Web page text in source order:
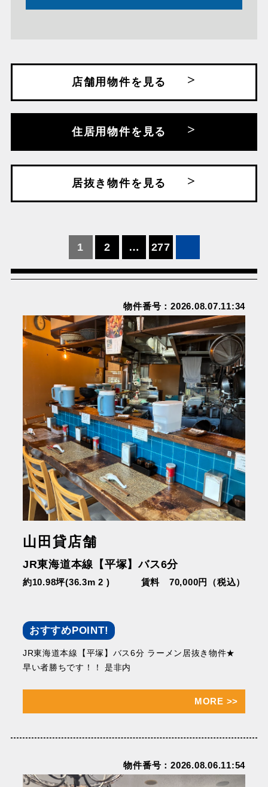
店舗用物件を見る
住居用物件を見る
居抜き物件を見る
の
1 2 … 277
物件番号：2026.08.07.11:34
山田貸店舗
JR東海道本線【平塚】バス6分
約10.98坪(36.3m 2 ) 賃料 70,000円（税込）
おすすめPOINT!
JR東海道本線【平塚】バス6分 ラーメン居抜き物件★
早い者勝ちです！！ 是非内
MORE >>
物件番号：2026.08.06.11:54